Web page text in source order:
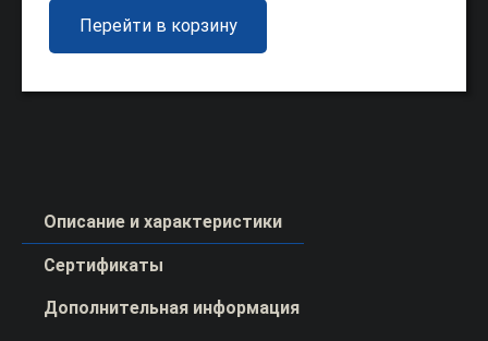
Перейти в корзину
Описание и характеристики
Сертификаты
Дополнительная информация